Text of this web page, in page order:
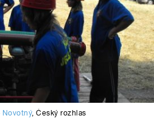
Novotný,Český rozhlas